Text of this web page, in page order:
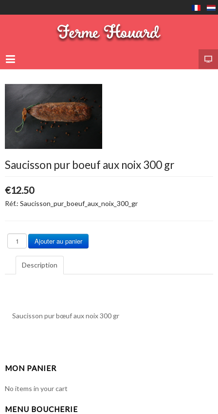
Saucisson pur boeuf aux noix 300 gr
€12.50
Réf.: Saucisson_pur_boeuf_aux_noix_300_gr
Description
Saucisson pur bœuf aux noix 300 gr
MON PANIER
No items in your cart
MENU BOUCHERIE